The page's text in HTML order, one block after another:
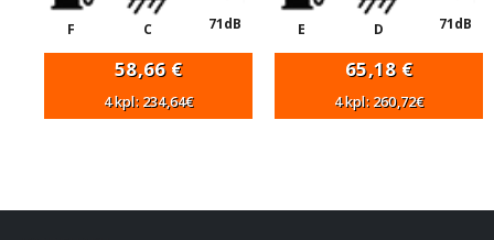
F C 71dB
58,66 €
4 kpl: 234,64€
E D 71dB
65,18 €
4 kpl: 260,72€